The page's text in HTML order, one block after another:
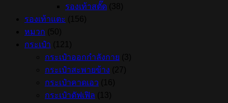
รองเท้าสตั๊ด
รองเท้าแตะ
หมวก
กระเป๋า
กระเป๋าออกกำลังกาย
กระเป๋าสะพายข้าง
กระเป๋าคาดเอว
กระเป๋าดัฟเฟิล